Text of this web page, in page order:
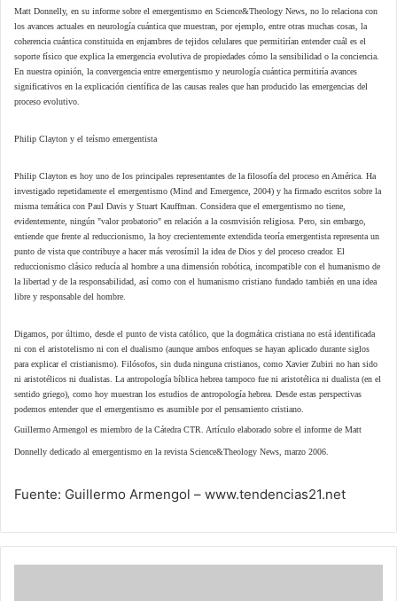
Matt Donnelly, en su informe sobre el emergentismo en Science&Theology News, no lo relaciona con
los avances actuales en neurología cuántica que muestran, por ejemplo, entre otras muchas cosas, la
coherencia cuántica constituida en enjambres de tejidos celulares que permitirían entender cuál es el
soporte físico que explica la emergencia evolutiva de propiedades cómo la sensibilidad o la conciencia.
En nuestra opinión, la convergencia entre emergentismo y neurología cuántica permitiría avances
significativos en la explicación científica de las causas reales que han producido las emergencias del
proceso evolutivo.
Philip Clayton y el teísmo emergentista
Philip Clayton es hoy uno de los principales representantes de la filosofía del proceso en América. Ha
investigado repetidamente el emergentismo (Mind and Emergence, 2004) y ha firmado escritos sobre la
misma temática con Paul Davis y Stuart Kauffman. Considera que el emergentismo no tiene,
evidentemente, ningún "valor probatorio" en relación a la cosmvisión religiosa. Pero, sin embargo,
entiende que frente al reduccionismo, la hoy crecientemente extendida teoría emergentista representa un
punto de vista que contribuye a hacer más verosímil la idea de Dios y del proceso creador. El
reduccionismo clásico reducía al hombre a una dimensión robótica, incompatible con el humanismo de
la libertad y de la responsabilidad, así como con el humanismo cristiano fundado también en una idea
libre y responsable del hombre.
Digamos, por último, desde el punto de vista católico, que la dogmática cristiana no está identificada
ni con el aristotelismo ni con el dualismo (aunque ambos enfoques se hayan aplicado durante siglos
para explicar el cristianismo). Filósofos, sin duda ninguna cristianos, como Xavier Zubiri no han sido
ni aristotélicos ni dualistas. La antropología bíblica hebrea tampoco fue ni aristotélica ni dualista (en el
sentido griego), como hoy muestran los estudios de antropología hebrea. Desde estas perspectivas
podemos entender que el emergentismo es asumible por el pensamiento cristiano.
Guillermo Armengol es miembro de la Cátedra CTR. Artículo elaborado sobre el informe de Matt
Donnelly dedicado al emergentismo en la revista Science&Theology News, marzo 2006.
Fuente: Guillermo Armengol – www.tendencias21.net